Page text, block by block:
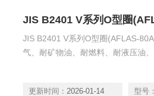
JIS B2401 V系列O型圈
JIS B2401 V系列O型圈(AFLAS-
气、耐矿物油、耐燃料、耐液压油
更新时间： 2026-01-14 型号：